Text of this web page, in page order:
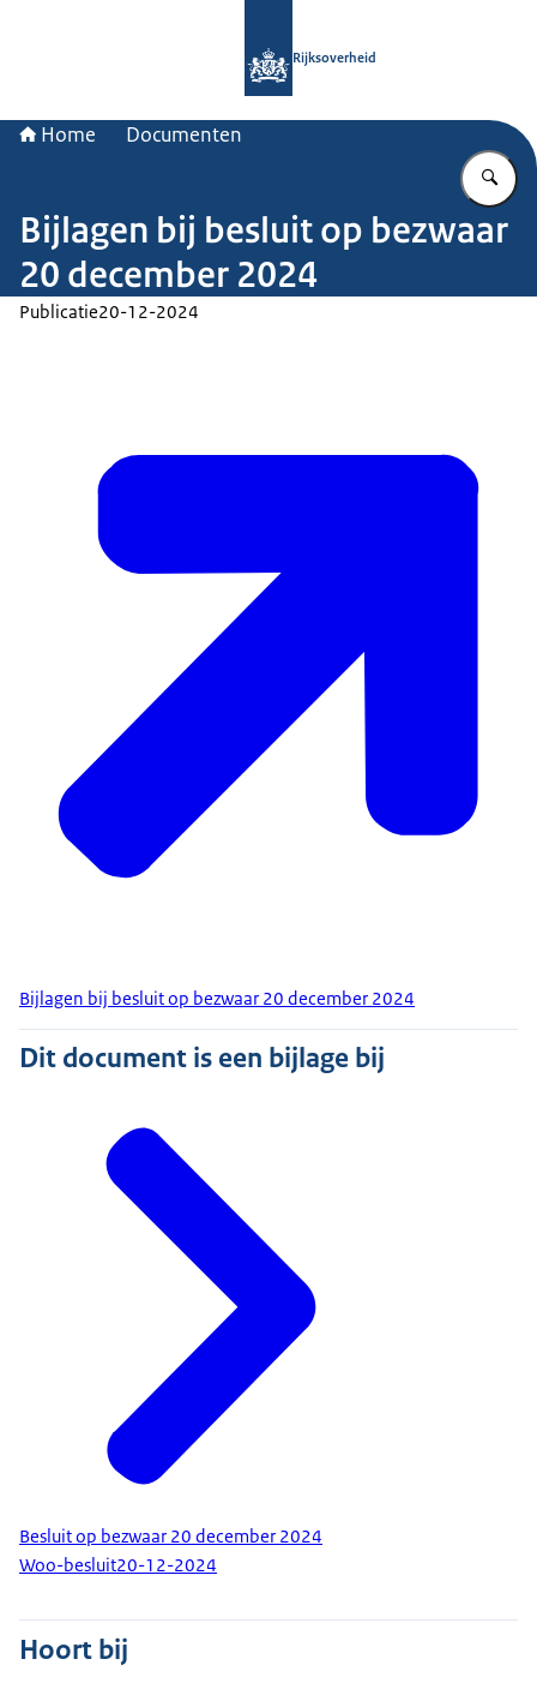
Rijksoverheid
Home Documenten
Bijlagen bij besluit op bezwaar
20 december 2024
Publicatie20-12-2024
Bijlagen bij besluit op bezwaar 20 december 2024
Dit document is een bijlage bij
Besluit op bezwaar 20 december 2024
Woo-besluit20-12-2024
Hoort bij